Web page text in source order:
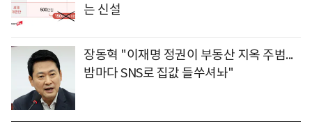
는 신설
장동혁 "이재명 정권이 부동산 지옥 주범...
밤마다 SNS로 집값 들쑤셔놔"